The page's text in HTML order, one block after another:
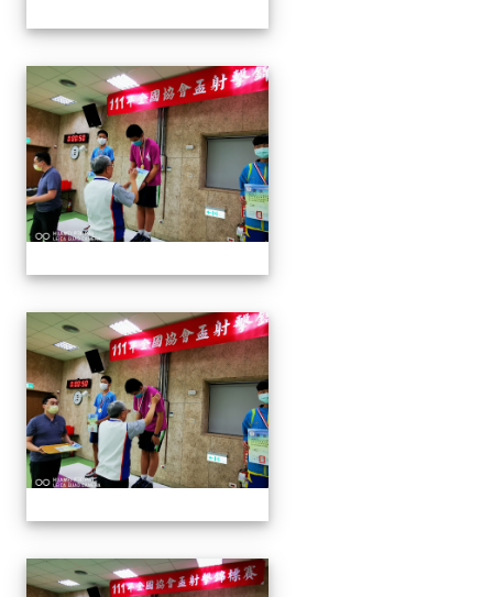
1110913 111年協會盃射擊
1110913 111年協會盃射擊
1110913 111年協會盃射擊